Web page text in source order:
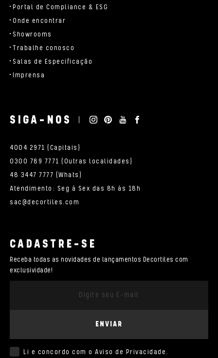
Portal de Compliance & ESG
Onde encontrar
Showrooms
Trabalhe conosco
Salas de Especificação
Imprensa
SIGA-NOS
4004 2971 (Capitais)
0300 789 7771 (Outras localidades)
48 3447 7777 (Whats)
Atendimento: Seg à Sex das 8h às 18h
sac@decortiles.com
CADASTRE-SE
Receba todas as novidades de lançamentos Decortiles com
exclusividade!
ENVIAR
Li e concordo com o Aviso de Privacidade.